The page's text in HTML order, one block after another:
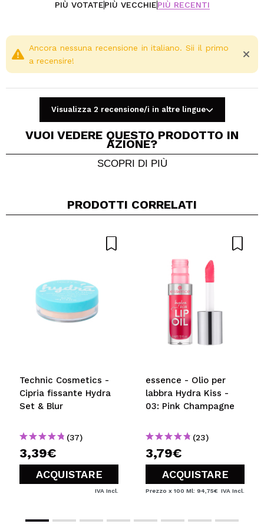
PIÙ VOTATEPIÙ VECCHIEPIÙ RECENTI
Condividi un video o una foto
Ancora nessuna recensione in italiano. Sii il primo
a recensire!
Visualizza 2 recensione/i in altre lingue
VUOI VEDERE QUESTO PRODOTTO IN
AZIONE?
SCOPRI DI PIÙ
PRODOTTI CORRELATI
Technic Cosmetics -
Cipria fissante Hydra
Set & Blur
(37)
3,39€
ACQUISTARE
IVA Incl.
essence - Olio per
labbra Hydra Kiss -
03: Pink Champagne
(23)
3,79€
ACQUISTARE
Prezzo x 100 Ml: 94,75€ IVA Incl.